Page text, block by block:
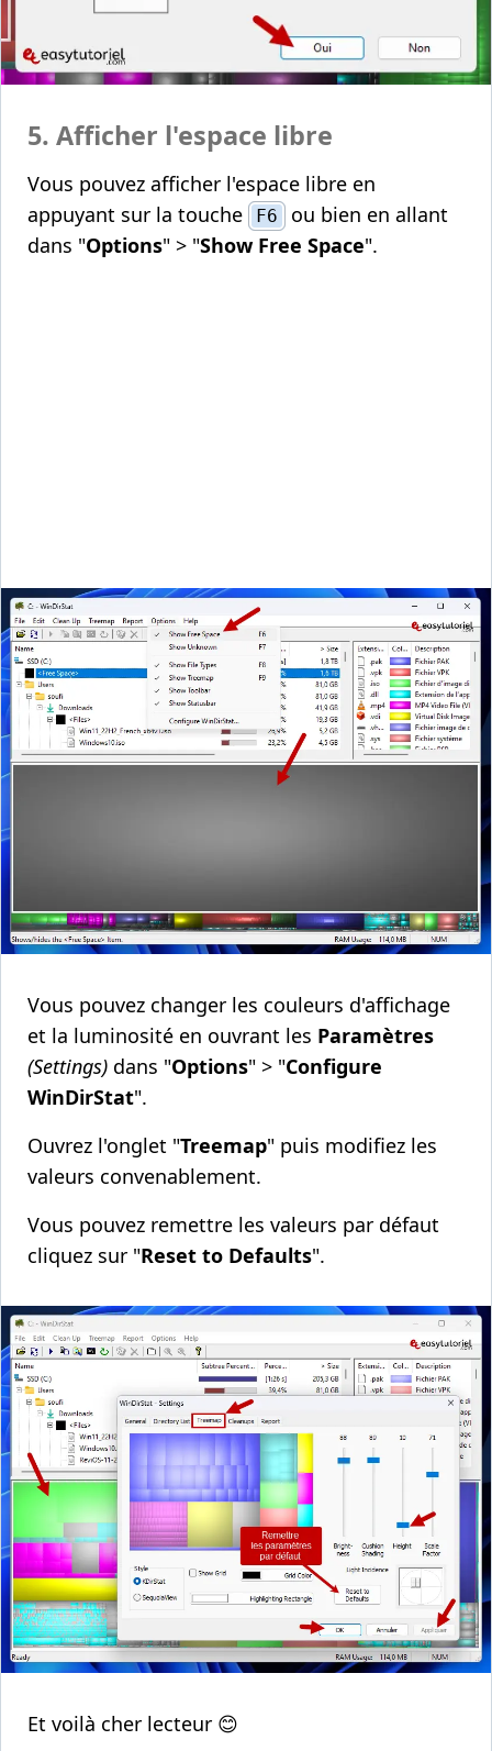
5. Afficher l'espace libre
Vous pouvez afficher l'espace libre en
appuyant sur la touche
F6
ou bien en allant
dans "Options" > "Show Free Space".
Vous pouvez changer les couleurs d'affichage
et la luminosité en ouvrant les Paramètres
(Settings) dans "Options" > "Configure
WinDirStat".
Ouvrez l'onglet "Treemap" puis modifiez les
valeurs convenablement.
Vous pouvez remettre les valeurs par défaut
cliquez sur "Reset to Defaults".
Et voilà cher lecteur 😊